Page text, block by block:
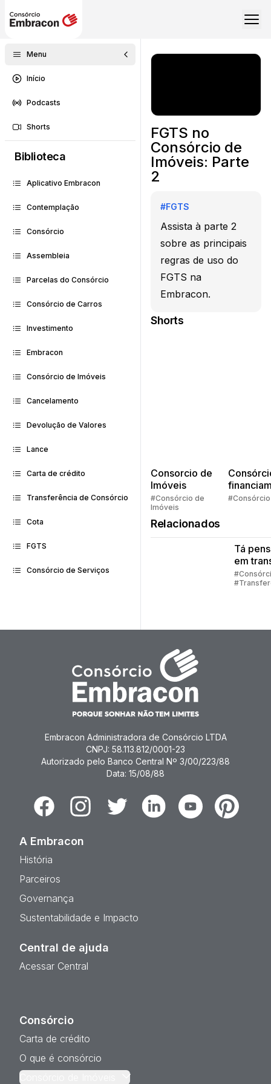
Menu
Início
Podcasts
Shorts
Biblioteca
Aplicativo Embracon
Contemplação
Consórcio
Assembleia
Parcelas do Consórcio
Consórcio de Carros
Investimento
Embracon
Consórcio de Imóveis
Cancelamento
Devolução de Valores
Lance
Carta de crédito
Transferência de Consórcio
Cota
FGTS
Consórcio de Serviços
FGTS no
Consórcio de
Imóveis: Parte
2
#FGTS
Assista à parte 2
sobre as principais
regras de uso do
FGTS na
Embracon.
Shorts
Consorcio de
Imóveis
#Consórcio de
Imóveis
Quem
#Consórcio
Relacionados
Tá
em
sua
Embracon Administradora de Consórcio LTDA
CNPJ: 58.113.812/0001-23
Autorizado pelo Banco Central Nº 3/00/223/88
Data: 15/08/88
FacebookInstagramTwitter LinkedinYoutubePinterest
A Embracon
História
Parceiros
Governança
Sustentabilidade e Impacto
Central de ajuda
Acessar Central
Consórcio
Carta de crédito
O que é consórcio
Consórcio de Imóveis